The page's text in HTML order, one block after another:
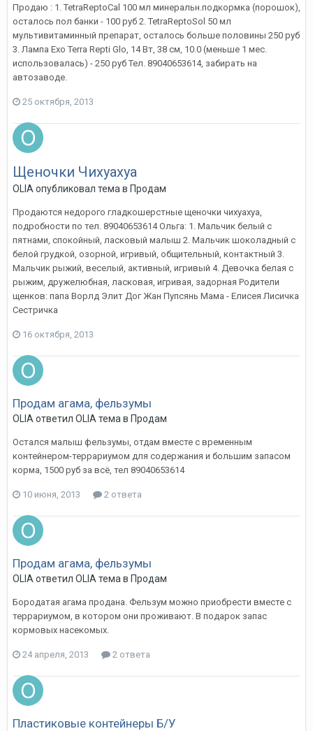
Продаю : 1. TetraReptoCal 100 мл минеральн.подкормка (порошок),
осталось пол банки - 100 руб 2. TetraReptoSol 50 мл
мультивитаминный препарат, осталось больше половины 250 руб
3. Лампа Exo Terra Repti Glo, 14 Вт, 38 см, 10.0 (меньше 1 мес.
использовалась) - 250 руб Тел. 89040653614, забирать на
автозаводе.
25 октября, 2013
Щеночки Чихуахуа
OLIA опубликовал тема в Продам
Продаются недорого гладкошерстные щеночки чихуахуа,
подробности по тел. 89040653614 Ольга: 1. Мальчик белый с
пятнами, спокойный, ласковый малыш 2. Мальчик шоколадный с
белой грудкой, озорной, игривый, общительный, контактный 3.
Мальчик рыжий, веселый, активный, игривый 4. Девочка белая с
рыжим, дружелюбная, ласковая, игривая, задорная Родители
щенков: папа Ворлд Элит Дог Жан Пупсянь Мама - Елисея Лисичка
Сестричка
16 октября, 2013
Продам агама, фельзумы
OLIA ответил OLIA тема в Продам
Остался малыш фельзумы, отдам вместе с временным
контейнером-террариумом для содержания и большим запасом
корма, 1500 руб за всё, тел 89040653614
10 июня, 2013 2 ответа
Продам агама, фельзумы
OLIA ответил OLIA тема в Продам
Бородатая агама продана. Фельзум можно приобрести вместе с
террариумом, в котором они проживают. В подарок запас
кормовых насекомых.
24 апреля, 2013 2 ответа
Пластиковые контейнеры Б/У